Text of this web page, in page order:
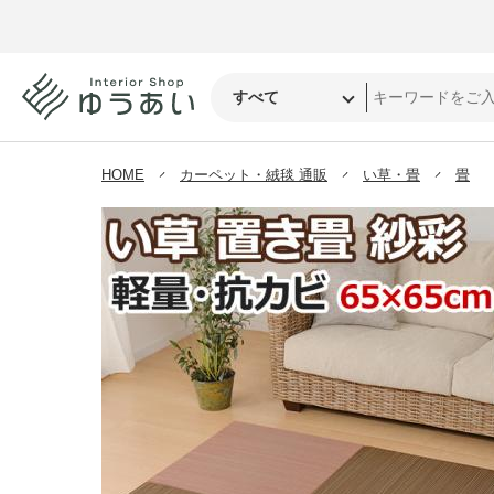
HOME カーペット・絨毯 通販 い草・畳 畳